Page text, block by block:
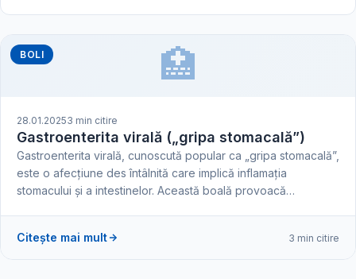
🏥
BOLI
28.01.20253 min citire
Gastroenterita virală („gripa stomacală”)
Gastroenterita virală, cunoscută popular ca „gripa stomacală”,
este o afecțiune des întâlnită care implică inflamația
stomacului și a intestinelor. Această boală provoacă…
Citește mai mult 3 min citire